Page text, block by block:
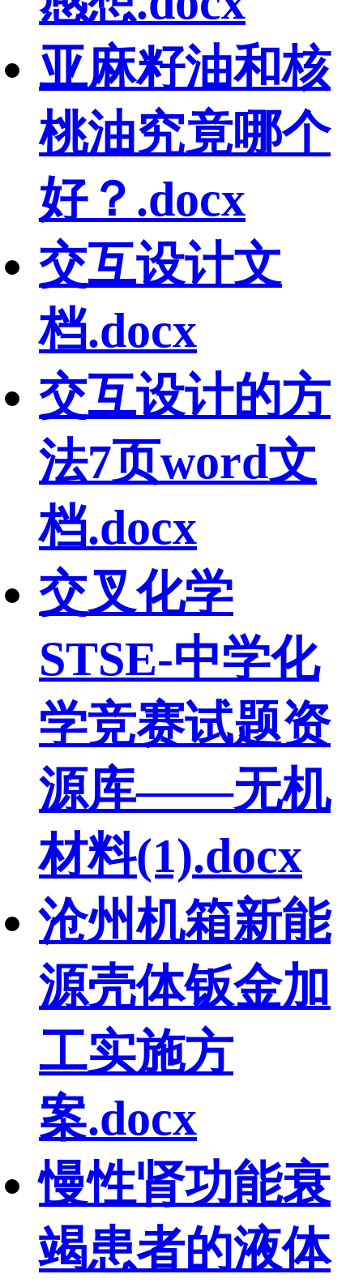
亚麻籽油和核
桃油究竟哪个
好？.docx
交互设计文
档.docx
交互设计的方
法7页word文
档.docx
交叉化学
STSE-中学化
学竞赛试题资
源库——无机
材料(1).docx
沧州机箱新能
源壳体钣金加
工实施方
案.docx
慢性肾功能衰
竭患者的液体